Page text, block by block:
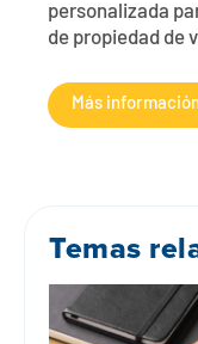
personalizada
de propiedad de
Más
Temas